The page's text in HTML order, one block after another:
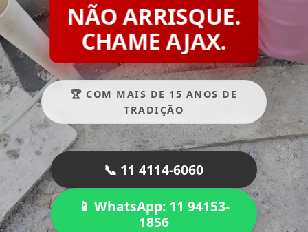
NÃO ARRISQUE.
CHAME AJAX.
🏆 COM MAIS DE 15 ANOS DE
TRADIÇÃO
📞 11 4114-6060
📱 WhatsApp: 11 94153-
1856